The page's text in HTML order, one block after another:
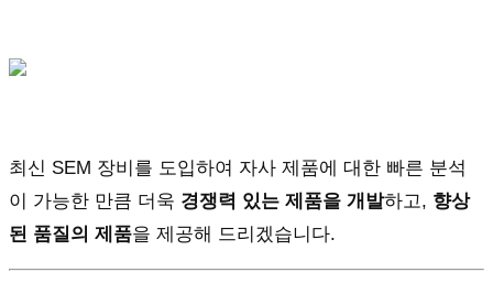
최신 SEM 장비를 도입하여 자사 제품에 대한 빠른 분석
이 가능한 만큼 더욱 경쟁력 있는 제품을 개발하고, 향상
된 품질의 제품을 제공해 드리겠습니다.